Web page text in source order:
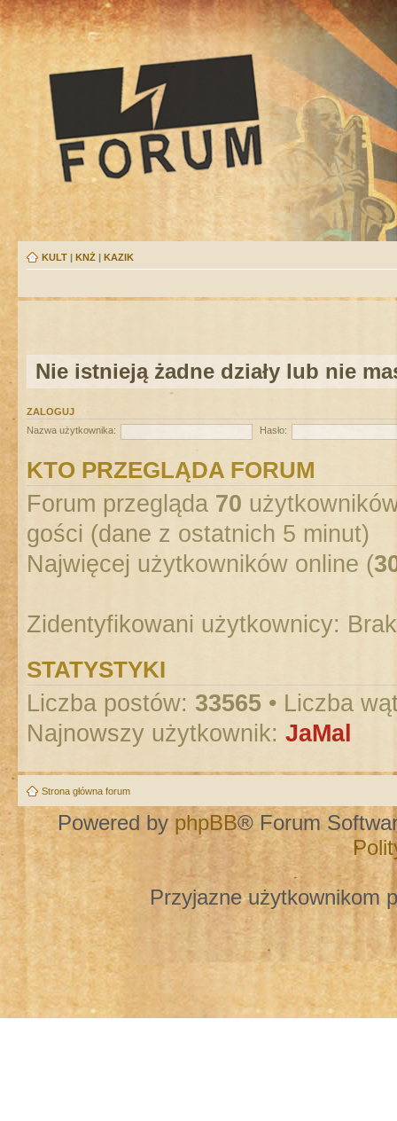
KULT | KNŻ | KAZIK
Nie istnieją żadne działy lub nie
ZALOGUJ
Nazwa użytkownika:
Hasło:
KTO PRZEGLĄDA FORUM
Forum przegląda 70
gości (dane z ostatnich 5 minut)
Najwięcej użytkowników online (
Zidentyfikowani użytkownicy:
STATYSTYKI
Liczba postów: 33565 • Liczba
Najnowszy użytkownik: JaMal
Strona główna forum
Powered by phpBB® Forum
Przyjazne użytkownikom